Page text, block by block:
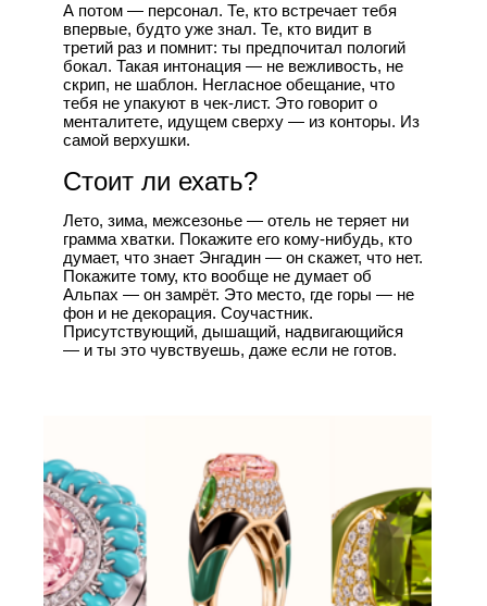
А потом — персонал. Те, кто встречает тебя
впервые, будто уже знал. Те, кто видит в
третий раз и помнит: ты предпочитал пологий
бокал. Такая интонация — не вежливость, не
скрип, не шаблон. Негласное обещание, что
тебя не упакуют в чек-лист. Это говорит о
менталитете, идущем сверху — из конторы. Из
самой верхушки.
Стоит ли ехать?
Лето, зима, межсезонье — отель не теряет ни
грамма хватки. Покажите его кому-нибудь, кто
думает, что знает Энгадин — он скажет, что нет.
Покажите тому, кто вообще не думает об
Альпах — он замрёт. Это место, где горы — не
фон и не декорация. Соучастник.
Присутствующий, дышащий, надвигающийся
— и ты это чувствуешь, даже если не готов.